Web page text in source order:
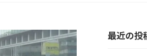
最近の投